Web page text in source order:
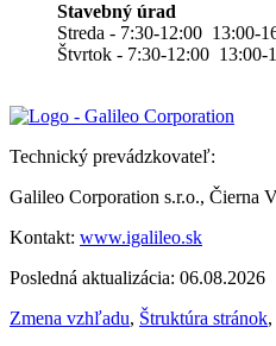
Stavebný úrad
Streda - 7:30-12:00 13:00-
Štvrtok - 7:30-12:00 13:00-
Technický prevádzkovateľ:
Galileo Corporation s.r.o., Čierna
Kontakt: www.igalileo.sk
Posledná aktualizácia: 06.08.2026
Zmena vzhľadu, Štruktúra stránok,